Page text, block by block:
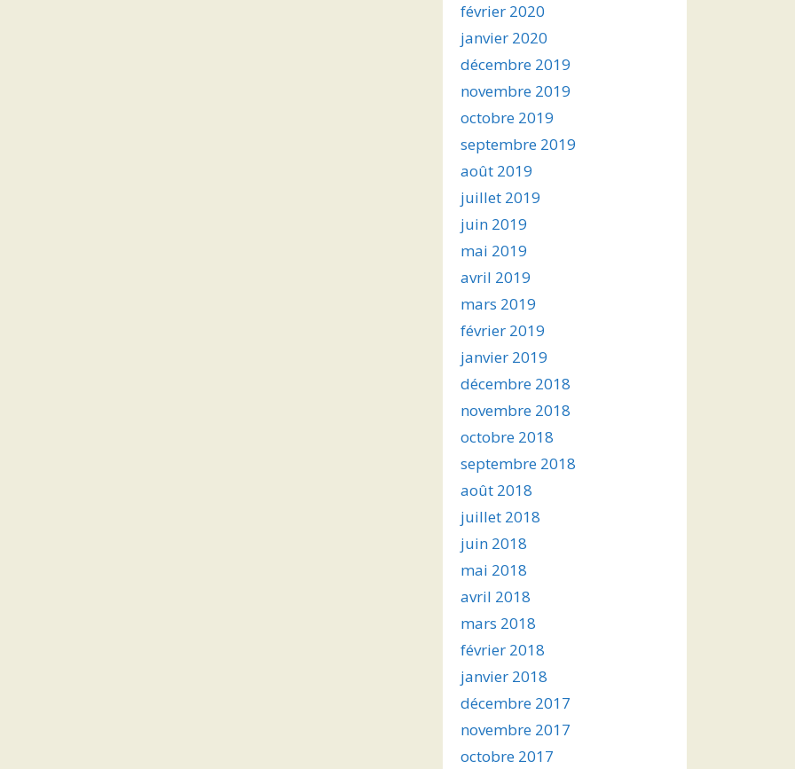
février 2020
janvier 2020
décembre 2019
novembre 2019
octobre 2019
septembre 2019
août 2019
juillet 2019
juin 2019
mai 2019
avril 2019
mars 2019
février 2019
janvier 2019
décembre 2018
novembre 2018
octobre 2018
septembre 2018
août 2018
juillet 2018
juin 2018
mai 2018
avril 2018
mars 2018
février 2018
janvier 2018
décembre 2017
novembre 2017
octobre 2017